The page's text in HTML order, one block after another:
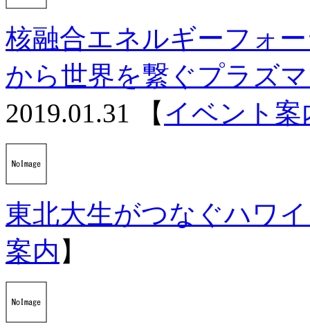
核融合エネルギーフォ
から世界を繋ぐプラズ
2019.01.31
【 イベント案
東北大生がつなぐハワ
案内 】